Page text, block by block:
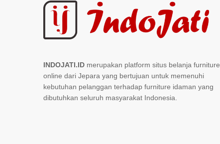
INDOJATI.ID merupakan platform situs belanja furniture
online dari Jepara yang bertujuan untuk memenuhi
kebutuhan pelanggan terhadap furniture idaman yang
dibutuhkan seluruh masyarakat Indonesia.